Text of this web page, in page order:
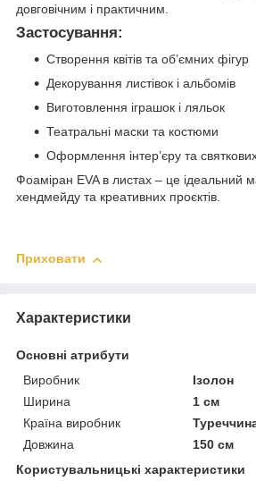
довговічним і практичним.
Застосування:
Створення квітів та об’ємних фігур
Декорування листівок і альбомів
Виготовлення іграшок і ляльок
Театральні маски та костюми
Оформлення інтер’єру та
Фоаміран EVA в листах – це ідеальний
хендмейду та креативних проєктів.
Приховати
Характеристики
Основні атрибути
Виробник
Ізолон
Ширина
1 см
Країна виробник
Довжина
150 см
Користувальницькі характеристики